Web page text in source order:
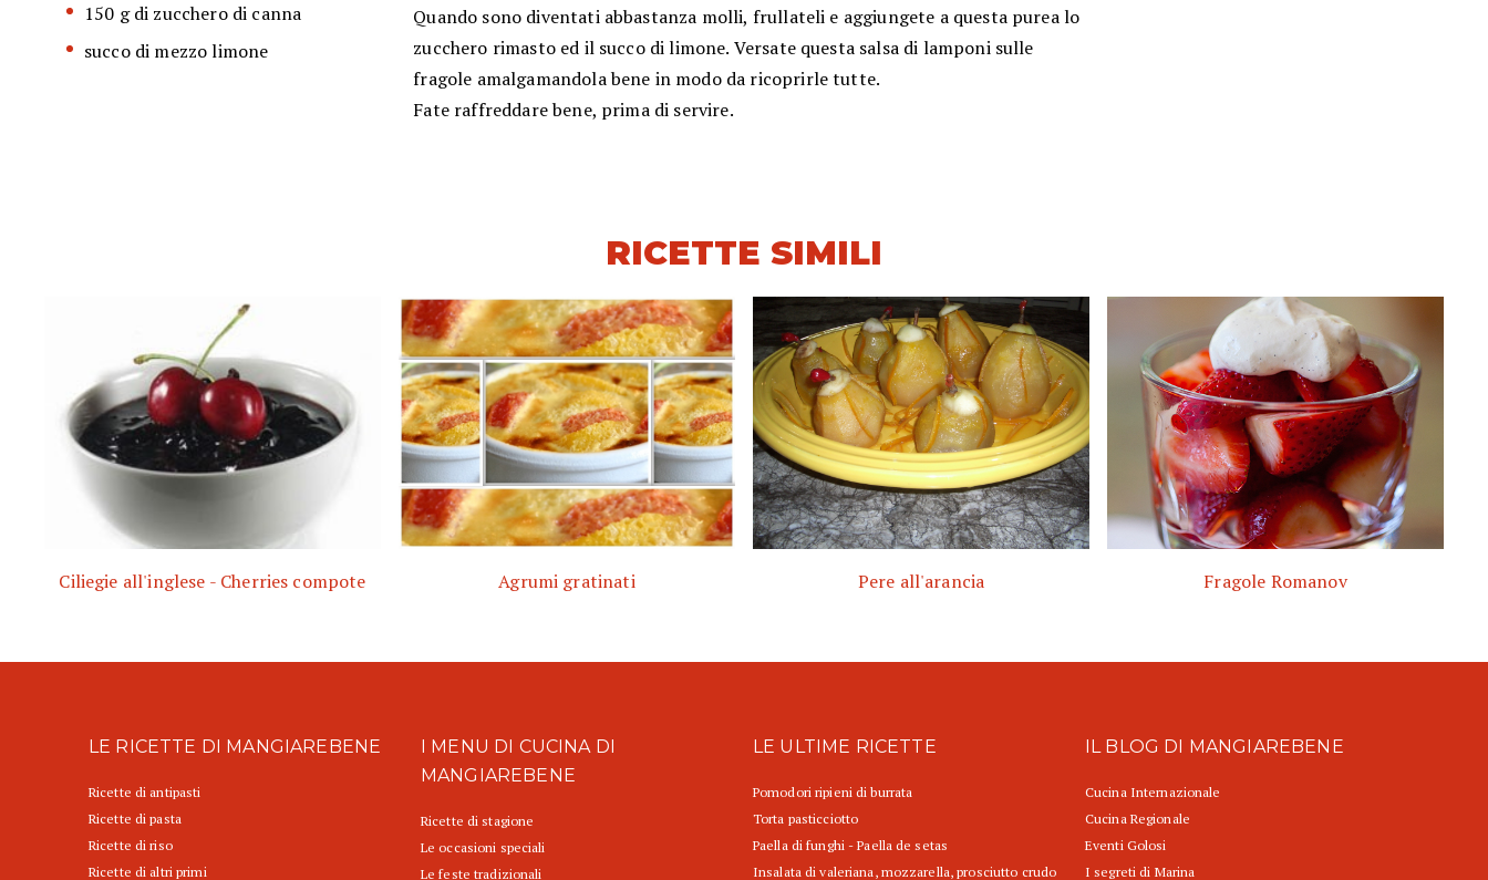
150 g di zucchero di canna
succo di mezzo limone
Quando sono diventati abbastanza molli, frullateli e aggiungete a questa purea lo
zucchero rimasto ed il succo di limone. Versate questa salsa di lamponi sulle
fragole amalgamandola bene in modo da ricoprirle tutte.
Fate raffreddare bene, prima di servire.
RICETTE SIMILI
Ciliegie all'inglese - Cherries compote Agrumi gratinati Pere all'arancia Fragole Romanov
LE RICETTE DI MANGIAREBENE
Ricette di antipasti
Ricette di pasta
Ricette di riso
Ricette di altri primi
I MENU DI CUCINA DI
MANGIAREBENE
Ricette di stagione
Le occasioni speciali
Le feste tradizionali
LE ULTIME RICETTE
Pomodori ripieni di burrata
Torta pasticciotto
Paella di funghi - Paella de setas
Insalata di valeriana, mozzarella, prosciutto crudo
IL BLOG DI MANGIAREBENE
Cucina Internazionale
Cucina Regionale
Eventi Golosi
I segreti di Marina